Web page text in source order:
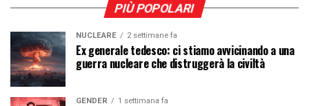
PIÙ POPOLARI
NUCLEARE 2 settimane fa
Ex generale tedesco: ci stiamo avvicinando a una
guerra nucleare che distruggerà la civiltà
GENDER 1 settimana fa